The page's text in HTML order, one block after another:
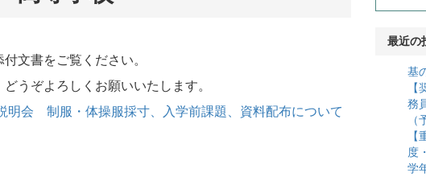
文書をご覧ください。
うぞよろしくお願いいたします。
会 制服・体操服採寸、入学前課題、資料配布について
最近の
基
務
度
学